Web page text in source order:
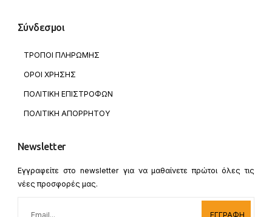
Σύνδεσμοι
ΤΡΟΠΟΙ ΠΛΗΡΩΜΗΣ
ΟΡΟΙ ΧΡΗΣΗΣ
ΠΟΛΙΤΙΚΗ ΕΠΙΣΤΡΟΦΩΝ
ΠΟΛΙΤΙΚΗ ΑΠΟΡΡΗΤΟΥ
Newsletter
Εγγραφείτε στο newsletter για να μαθαίνετε πρώτοι όλες τις
νέες προσφορές μας.
ΕΓΓΡΑΦΗ